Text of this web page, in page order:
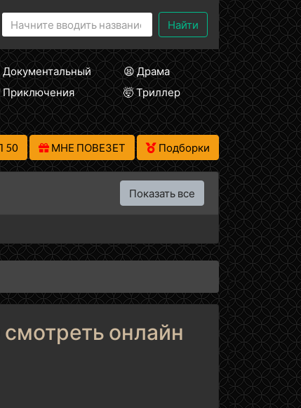
Найти
Документальный
😫 Драма
Приключения
🤯 Триллер
50 МНЕ ПОВЕЗЕТ Подборки
Показать все
онлайн